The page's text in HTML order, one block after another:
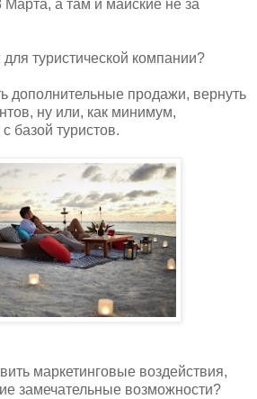
а там и майские не за
для туристической компании?
дополнительные продажи, вернуть
ну или, как минимум,
базой туристов.
маркетинговые воздействия,
замечательные возможности?